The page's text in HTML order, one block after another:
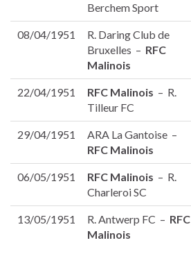
Berchem Sport
08/04/1951
R. Daring Club de
Bruxelles – RFC
Malinois
22/04/1951 RFC Malinois – R.
Tilleur FC
29/04/1951
ARA La Gantoise –
RFC Malinois
06/05/1951 RFC Malinois – R.
Charleroi SC
13/05/1951 R. Antwerp FC – RFC
Malinois